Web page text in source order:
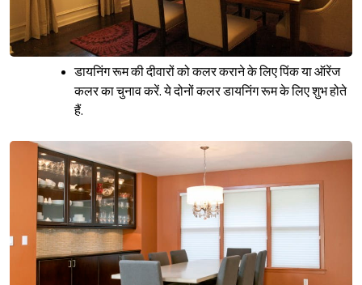
डायनिंग रूम की दीवारों को कलर कराने के लिए पिंक या ऑरेंज
कलर का चुनाव करें. ये दोनों कलर डायनिंग रूम के लिए शुभ होते
हैं.